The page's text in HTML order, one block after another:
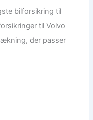
bilforsikring til
til Volvo
der passer